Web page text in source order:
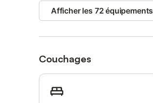
Afficher les 72 équipements
Couchages